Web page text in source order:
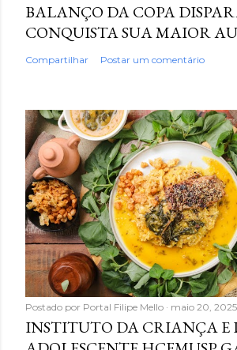
BALANÇO DA COPA
CONQUISTA SUA MAIOR
Compartilhar Postar um comentário
Postado por Portal Filipe Mello maio 20, 2025
INSTITUTO DA CRIANÇA E